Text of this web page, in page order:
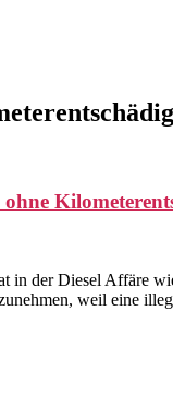
in der Diesel Affäre
weil eine